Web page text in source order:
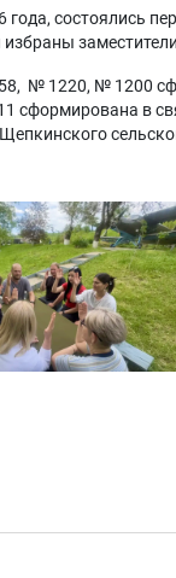
года, состоялись
№ 1220, № 1200
сформирована в